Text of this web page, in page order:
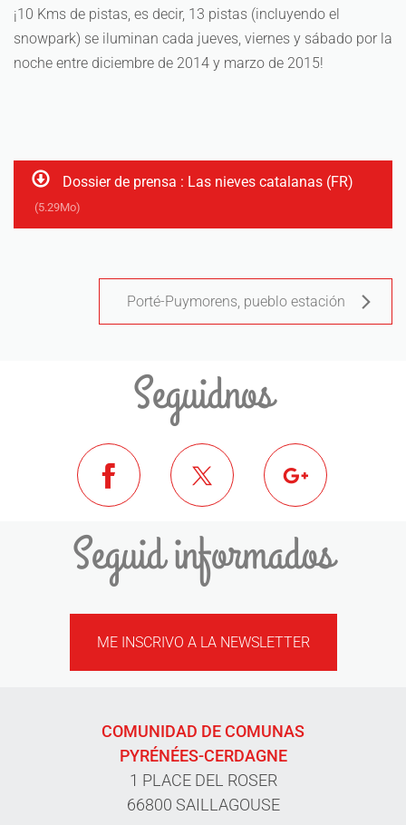
¡10 Kms de pistas, es decir, 13 pistas (incluyendo el
snowpark) se iluminan cada jueves, viernes y sábado por la
noche entre diciembre de 2014 y marzo de 2015!
Dossier de prensa : Las nieves catalanas (FR)
(5.29Mo)
Porté-Puymorens, pueblo estación
Seguidnos
Seguid informados
ME INSCRIVO A LA NEWSLETTER
COMUNIDAD DE COMUNAS
PYRÉNÉES-CERDAGNE
1 PLACE DEL ROSER
66800 SAILLAGOUSE